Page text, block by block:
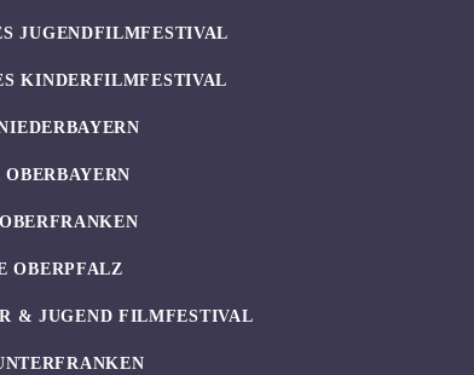
JUGENDFILMFESTIVAL
KINDERFILMFESTIVAL
OBERPFALZ
& JUGEND FILMFESTIVAL